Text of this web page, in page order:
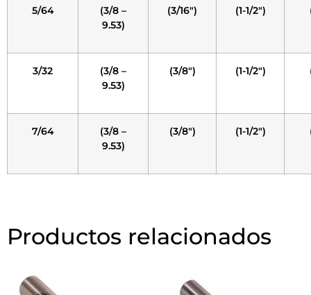
5/64
(3/8 –
9.53)
(3/16″) (1-1/2″)
3/32
(3/8 –
9.53)
(3/8″) (1-1/2″)
7/64
(3/8 –
9.53)
(3/8″) (1-1/2″)
Productos relacionados